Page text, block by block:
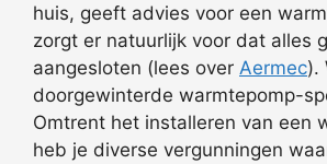
huis, geeft advies voor een
zorgt er natuurlijk voor dat alles
aangesloten (lees over Aermec).
doorgewinterde warmtepomp-
Omtrent het installeren van een
heb je diverse vergunningen